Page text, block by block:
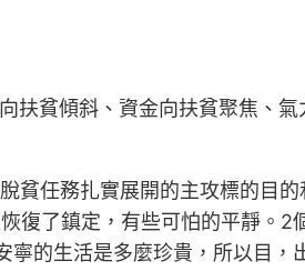
扶貧傾斜、資金向扶貧聚焦、氣
貧任務扎實展開的主攻標的目
復了鎮定，有些可怕的平靜。
寧的生活是多麼珍貴，所以目，